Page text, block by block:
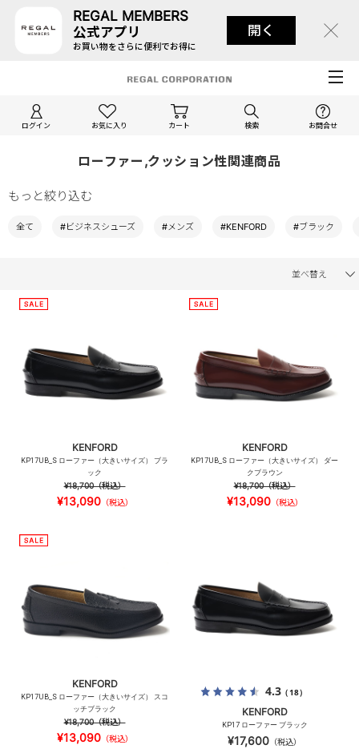
REGAL MEMBERS
公式アプリ
お買い物をさらに便利でお得に
開く
ログイン お気に入り カート 検索 お問合せ
ローファー,クッション性関連商品
もっと絞り込む
全て #ビジネスシューズ #メンズ #KENFORD #ブラック
並べ替え
KENFORD
KP17UB_S ローファー（大きいサイズ） ブラ
ック
¥18,700（税込）
¥13,090（税込）
KENFORD
KP17UB_S ローファー（大きいサイズ） ダー
クブラウン
¥18,700（税込）
¥13,090（税込）
KENFORD
KP17UB_S ローファー（大きいサイズ） スコ
ッチブラック
¥18,700（税込）
¥13,090（税込）
4.3（18）
KENFORD
KP17 ローファー ブラック
¥17,600 （税込）